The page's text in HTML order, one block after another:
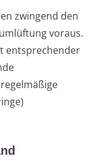
zwingend den
voraus.
entsprechender